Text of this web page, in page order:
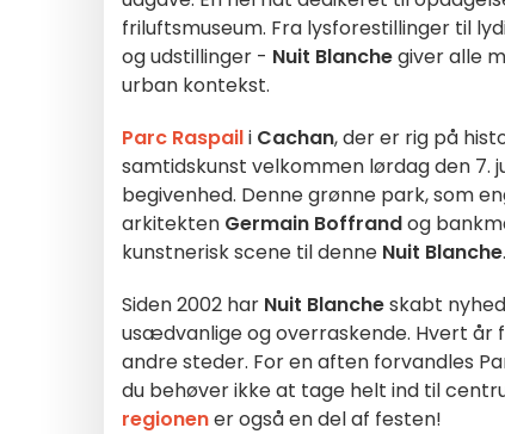
friluftsmuseum. Fra lysforestillinger til
og udstillinger - Nuit Blanchegiver alle
urban kontekst.
Parc Raspaili Cachan, der er rig på
samtidskunst velkommen lørdag den 7.
begivenhed. Denne grønne park, som
arkitekten Germain Boffrandog
kunstnerisk scene til denne Nuit Blanche.
Siden 2002 har Nuit Blancheskabt
usædvanlige og overraskende. Hvert år
andre steder. For en aften forvandles
du behøver ikke at tage helt ind til
regionener også en del af festen!